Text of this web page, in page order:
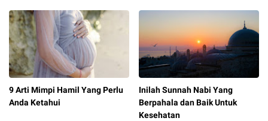
9 Arti Mimpi Hamil Yang Perlu
Anda Ketahui
Inilah Sunnah Nabi Yang
Berpahala dan Baik Untuk
Kesehatan